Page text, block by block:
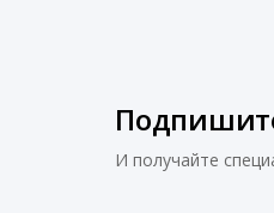
И получайте